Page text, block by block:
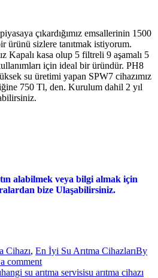
çıkardığımız emsallerinin 1500
ürünü sizlere tanıtmak istiyorum.
Kapalı kasa olup 5 filtreli 9 aşamalı 5
için ideal bir üründür. PH8
su üretimi yapan SPW7 cihazımız
750 Tl, den. Kurulum dahil 2 yıl
alabilmek veya bilgi almak için
bize Ulaşabilirsiniz.
Cihazı, En İyi Su Arıtma CihazlarıBy
comment
hangi su arıtma servisisu arıtma cihazı